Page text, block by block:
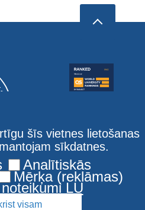
šīs vietnes lietošanas
sīkdatnes.
Analītiskās
Mērķa (reklāmas)
LU
visam